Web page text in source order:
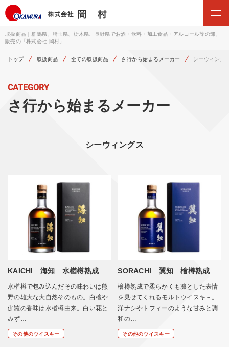
取扱商品｜群馬県、埼玉県、栃木県、長野県でお酒・飲料・加工食品・アルコール等の卸、
販売の「株式会社 岡村」
トップ 取扱商品 全ての取扱商品 さ行から始まるメーカー シーウィング
CATEGORY
さ行から始まるメーカー
シーウィングス
KAICHI 海知 水楢樽熟成
水楢樽で包み込んだその味わいは熊
野の雄大な大自然そのもの。白檀や
伽羅の香味は水楢樽由来。白い花と
みず…
その他のウイスキー
SORACHI 翼知 檜樽熟成
檜樽熟成で柔らかくも凛とした表情
を見せてくれるモルトウイスキ－。
洋ナシやトフィーのような甘みと調
和の…
その他のウイスキー